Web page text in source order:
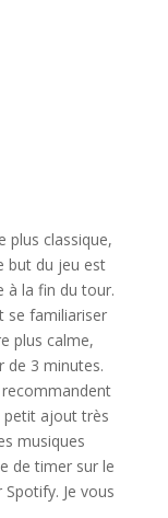
plus classique,
but du jeu est
à la fin du tour.
se familiariser
plus calme,
de 3 minutes.
recommandent
petit ajout très
musiques
de timer sur le
Je vous